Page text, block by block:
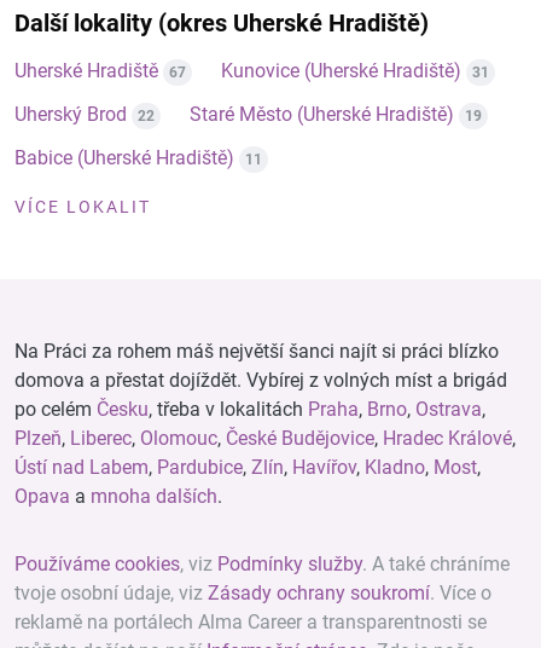
Další lokality (okres Uherské Hradiště)
Uherské Hradiště 67 Kunovice (Uherské Hradiště) 31
Uherský Brod 22 Staré Město (Uherské Hradiště) 19
Babice (Uherské Hradiště) 11
VÍCE LOKALIT
Na Práci za rohem máš největší šanci najít si práci blízko
domova a přestat dojíždět. Vybírej z volných míst a brigád
po celém Česku, třeba v lokalitách Praha, Brno, Ostrava,
Plzeň, Liberec, Olomouc, České Budějovice, Hradec Králové,
Ústí nad Labem, Pardubice, Zlín, Havířov, Kladno, Most,
Opava a mnoha dalších.
Používáme cookies, viz Podmínky služby. A také chráníme
tvoje osobní údaje, viz Zásady ochrany soukromí. Více o
reklamě na portálech Alma Career a transparentnosti se